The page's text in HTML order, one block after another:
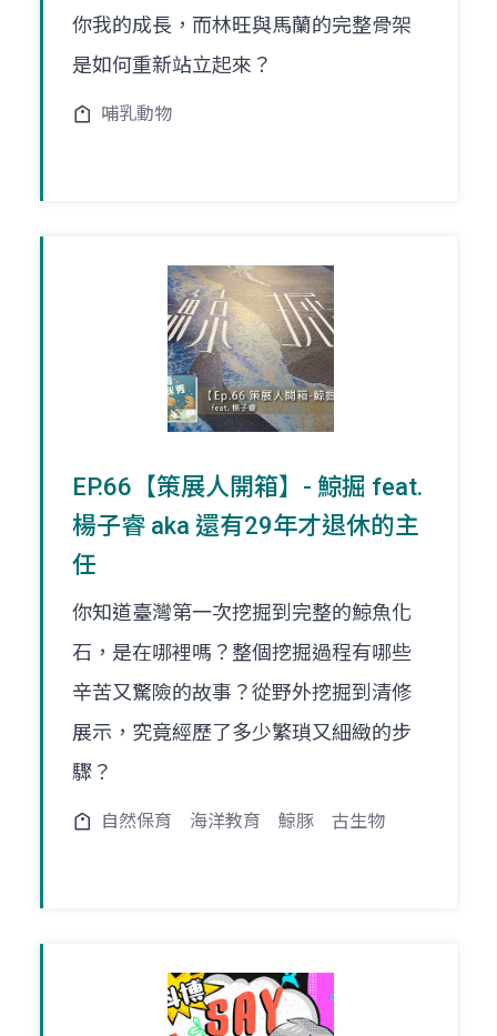
你我的成長，而林旺與馬蘭的完整骨架
是如何重新站立起來？
哺乳動物
EP.66【策展人開箱】- 鯨掘 feat.
楊子睿 aka 還有29年才退休的主
任
你知道臺灣第一次挖掘到完整的鯨魚化
石，是在哪裡嗎？整個挖掘過程有哪些
辛苦又驚險的故事？從野外挖掘到清修
展示，究竟經歷了多少繁瑣又細緻的步
驟？
自然保育 海洋教育 鯨豚 古生物